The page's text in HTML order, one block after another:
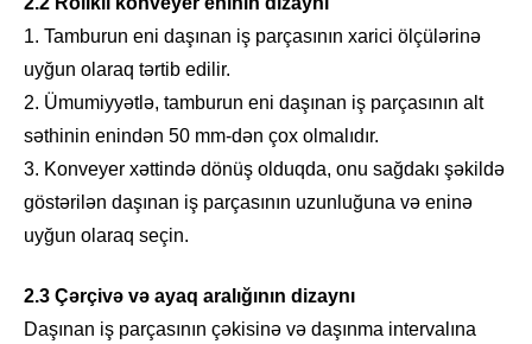
1. Tamburun eni daşınan iş parçasının xarici ölçülərinə
uyğun olaraq tərtib edilir.
2. Ümumiyyətlə, tamburun eni daşınan iş parçasının alt
səthinin enindən 50 mm-dən çox olmalıdır.
3. Konveyer xəttində dönüş olduqda, onu sağdakı şəkildə
göstərilən daşınan iş parçasının uzunluğuna və eninə
uyğun olaraq seçin.
2.3 Çərçivə və ayaq aralığının dizaynı
Daşınan iş parçasının çəkisinə və daşınma intervalına